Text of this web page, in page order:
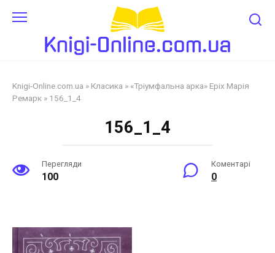
Knigi-Online.com.ua » Класика » «Тріумфальна арка» Еріх Марія
Ремарк » 156_1_4
156_1_4
Перегляди
100
Коментарі
0